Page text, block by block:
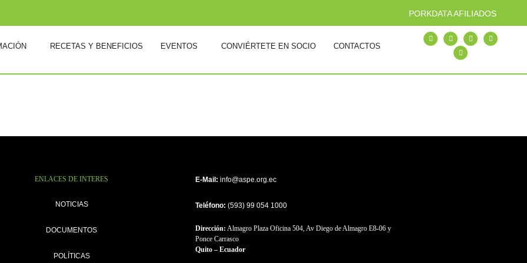
PORKDATA AFILIADOS
RECETAS Y BENEFICIOS EVENTOS CONVIÉRTETE EN SOCIO CONTACTOS
ENLACES DE INTERES
NOTICIAS
DOCUMENTOS
POLÍTICAS
E-Mail: info@aspe.org.ec
Teléfono: (593) 99 054 1000
Dirección: Almagro Plaza Oficina 504, Av Diego de Almagro E8-06 y
Ponce Carrasco
Quito – Ecuador